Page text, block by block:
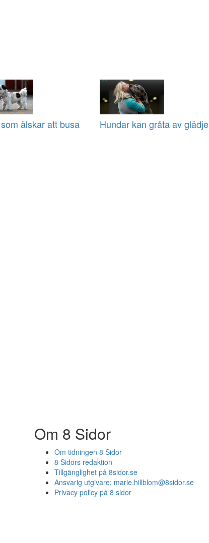
älskar att busa Hundar kan gråta av glädje
Om 8 Sidor
Om tidningen 8 Sidor
8 Sidors redaktion
Tillgänglighet på 8sidor.se
Ansvarig utgivare: marie.hillblom@8sidor.se
Privacy policy på 8 sidor